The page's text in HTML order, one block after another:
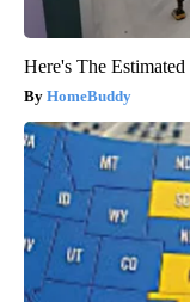
Here's The
HomeBuddy